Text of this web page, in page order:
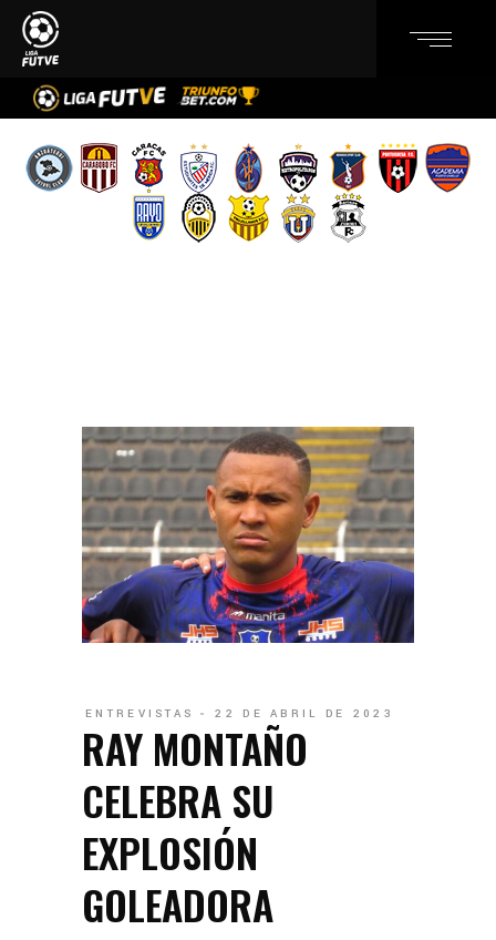
ENTREVISTAS 22 DE ABRIL DE 2023
RAY MONTAÑO
CELEBRA SU
EXPLOSIÓN
GOLEADORA